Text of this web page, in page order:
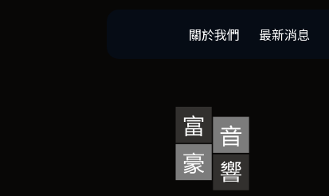
關於我們 最新消息